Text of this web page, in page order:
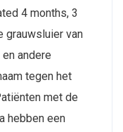
4 months, 3
grauwsluier van
andere
tegen het
met de
hebben een